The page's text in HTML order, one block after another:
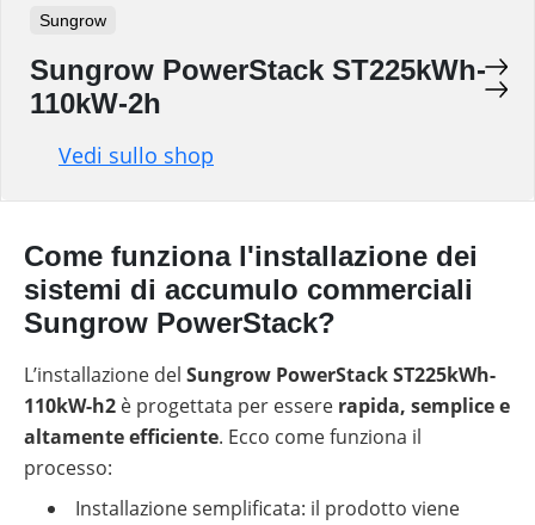
Sungrow
Sungrow PowerStack ST225kWh-
110kW-2h
Vedi sullo shop
Come funziona l'installazione dei
sistemi di accumulo commerciali
Sungrow PowerStack?
L’installazione del Sungrow PowerStack ST225kWh-
110kW-h2 è progettata per essere rapida, semplice e
altamente efficiente. Ecco come funziona il
processo:
Installazione semplificata: il prodotto viene